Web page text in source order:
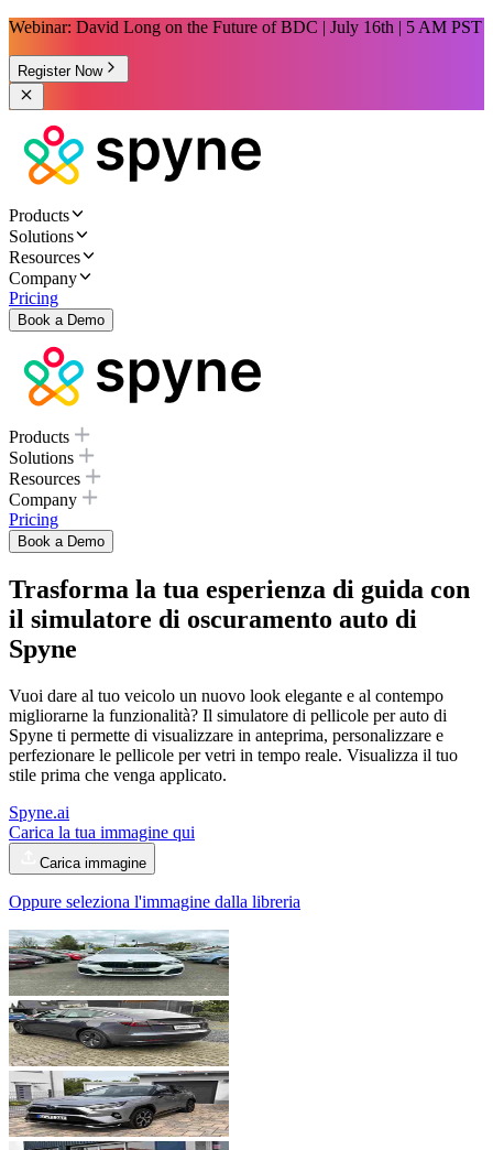
Webinar: David Long on the Future of BDC | July 16th | 5 AM PST
Register Now
Products
Solutions
Resources
Company
Pricing
Book a Demo
Products
Solutions
Resources
Company
Pricing
Book a Demo
Trasforma la tua esperienza di guida con
il simulatore di oscuramento auto di
Spyne
Vuoi dare al tuo veicolo un nuovo look elegante e al contempo
migliorarne la funzionalità? Il simulatore di pellicole per auto di
Spyne ti permette di visualizzare in anteprima, personalizzare e
perfezionare le pellicole per vetri in tempo reale. Visualizza il tuo
stile prima che venga applicato.
Spyne.ai
Carica la tua immagine qui
Carica immagine
Oppure seleziona l'immagine dalla libreria